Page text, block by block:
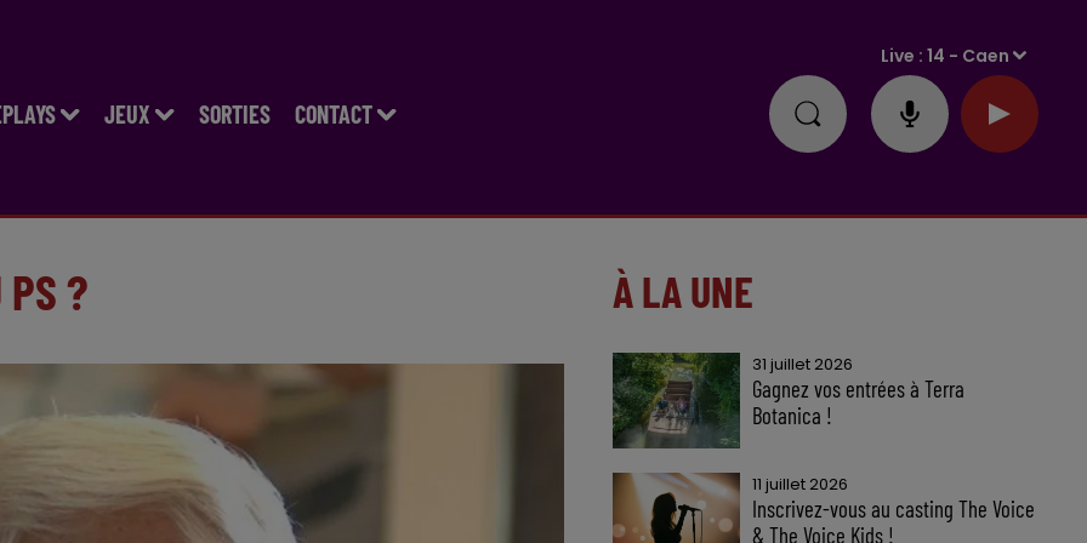
JEUX SORTIES CONTACT
Live :14 - Caen
PS ? À LA UNE
31 juillet 2026
Gagnez vos entrées à Terra
Botanica !
11 juillet 2026
Inscrivez-vous au casting The Voice
& The Voice Kids !